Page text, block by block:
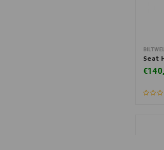
Seat